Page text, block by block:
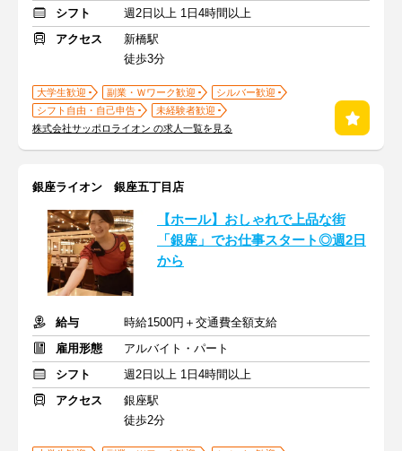
シフト
週2日以上 1日4時間以上
アクセス
新橋駅
徒歩3分
大学生歓迎 副業・Ｗワーク歓迎
シルバー歓迎
シフト自由・自己申告
未経験者歓迎
株式会社サッポロライオン の求人一覧を見る
銀座ライオン 銀座五丁目店
【ホール】おしゃれで上品な街
「銀座」でお仕事スタート◎週2日
から
給与
時給1500円＋交通費全額支給
雇用形態
アルバイト・パート
シフト
週2日以上 1日4時間以上
アクセス
銀座駅
徒歩2分